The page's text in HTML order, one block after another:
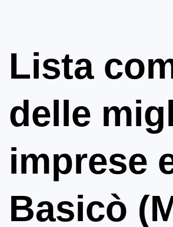
Lista
delle
imprese
Basicò